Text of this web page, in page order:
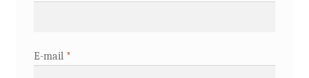
E-mail *